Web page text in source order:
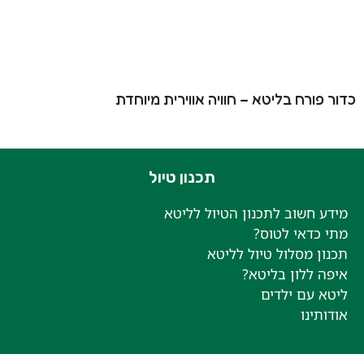
כדור פורח בליטא – חוויה אווירית מיוחדת
תכנון טיול
מידע חשוב לתכנון הטיול לליטא
מתי כדאי לטוס?
תכנון מסלול טיול לליטא
איפה ללון בליטא?
ליטא עם ילדים
אודותינו